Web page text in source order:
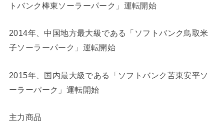
トバンク棒東ソーラーパーク」運転開始
2014年、中国地方最大級である「ソフトバンク鳥取米
子ソーラーパーク」運転開始
2015年、国内最大級である「ソフトバンク苫東安平ソ
ーラーパーク」運転開始
主力商品